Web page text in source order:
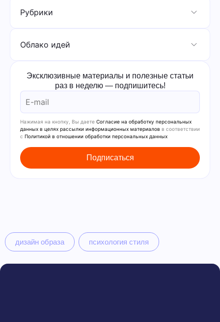
Рубрики
Облако идей
Эксклюзивные материалы и полезные статьи
раз в неделю — подпишитесь!
Нажимая на кнопку, Вы даете Согласие на обработку персональных
данных в целях рассылки информационных материалов в соответствии
с Политикой в отношении обработки персональных данных
дизайн образа психология стиля